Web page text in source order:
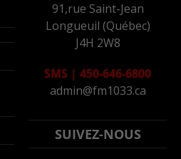
91,rue Saint-Jean
Longueuil (Québec)
J4H 2W8
SMS | 450-646-6800
admin@fm1033.ca
SUIVEZ-NOUS